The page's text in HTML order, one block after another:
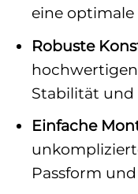
eine
Robuste
Stabilität und
Einfache
Passform